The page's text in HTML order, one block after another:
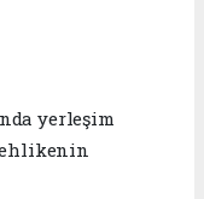
yerleşim